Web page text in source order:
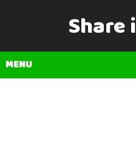
Share
MENU